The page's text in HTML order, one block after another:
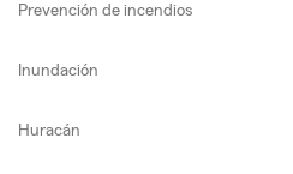
Prevención de incendios
Inundación
Huracán